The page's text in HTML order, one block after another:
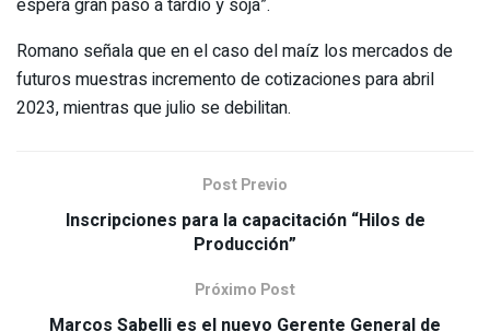
Romano señala que en el caso del maíz los mercados de
futuros muestras incremento de cotizaciones para abril
2023, mientras que julio se debilitan.
Post Previo
Inscripciones para la capacitación “Hilos de
Producción”
Próximo Post
Marcos Sabelli es el nuevo Gerente General de